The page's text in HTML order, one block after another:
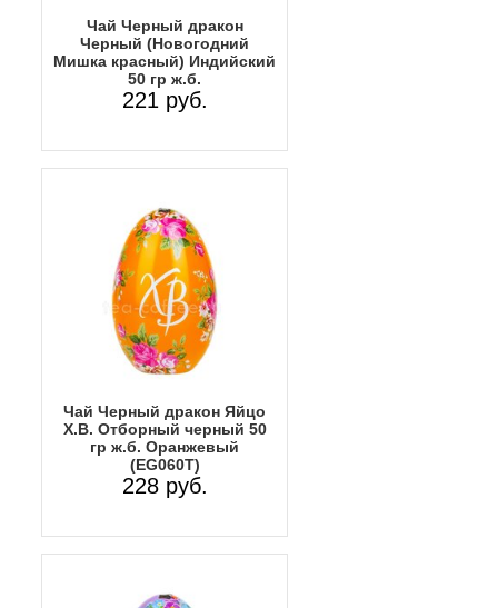
Чай Черный дракон
Черный (Новогодний
Мишка красный) Индийский
50 гр ж.б.
221 руб.
Чай Черный дракон Яйцо
Х.В. Отборный черный 50
гр ж.б. Оранжевый
(EG060T)
228 руб.